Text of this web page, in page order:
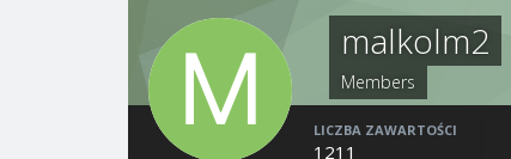
malkolm2
Members
LICZBA ZAWARTOŚCI
1211